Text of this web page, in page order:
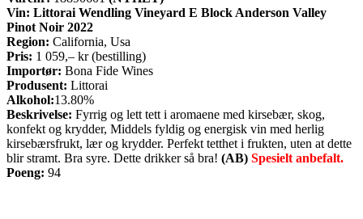
Vin: Littorai Wendling Vineyard E Block Anderson Valley
Pinot Noir 2022
Region: California, Usa
Pris: 1 059,– kr (bestilling)
Importør: Bona Fide Wines
Produsent: Littorai
Alkohol:13.80%
Beskrivelse: Fyrrig og lett tett i aromaene med kirsebær, skog,
konfekt og krydder, Middels fyldig og energisk vin med herlig
kirsebærsfrukt, lær og krydder. Perfekt tetthet i frukten, uten at dette
blir stramt. Bra syre. Dette drikker så bra! (AB) Spesielt anbefalt.
Poeng: 94